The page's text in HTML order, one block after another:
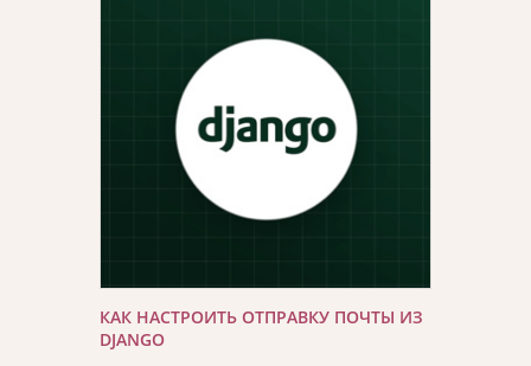
КАК НАСТРОИТЬ ОТПРАВКУ ПОЧТЫ ИЗ
DJANGO